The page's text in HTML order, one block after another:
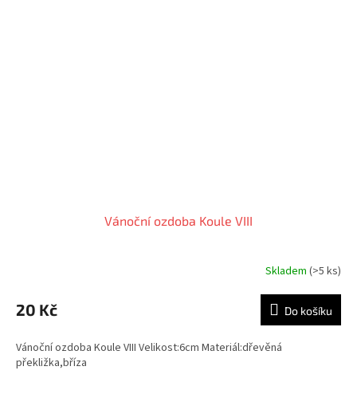
Vánoční ozdoba Koule VIII
Skladem (>5 ks)
20 Kč Do košíku
Vánoční ozdoba Koule VIII Velikost:6cm Materiál:dřevěná
překližka,bříza